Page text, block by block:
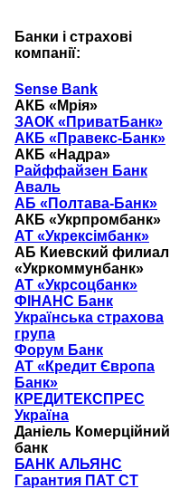
Банки і страхові
компанії:
Sense Bank
АКБ «Мрія»
ЗАОК «ПриватБанк»
АКБ «Правекс-Банк»
АКБ «Надра»
Райффайзен Банк
Аваль
АБ «Полтава-Банк»
АКБ «Укрпромбанк»
АТ «Укрексімбанк»
АБ Киевский филиал
«Укркоммунбанк»
АТ «Укрсоцбанк»
ФІНАНС Банк
Українська страхова
група
Форум Банк
АТ «Кредит Європа
Банк»
КРЕДИТЕКСПРЕС
Україна
Даніель Комерційний
банк
БАНК АЛЬЯНС
Гарантия ПАТ СТ